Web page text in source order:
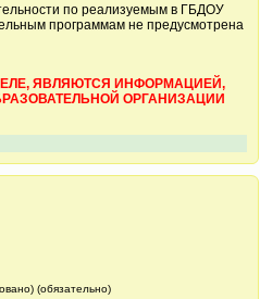
по реализуемым в ГБДОУ
программам не предусмотрена
ЯВЛЯЮТСЯ ИНФОРМАЦИЕЙ,
ОРГАНИЗАЦИИ
(обязательно)